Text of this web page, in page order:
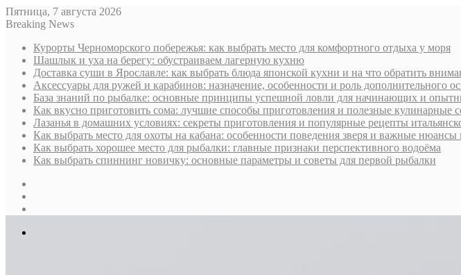
Пятница, 7 августа 2026
Breaking News
Курорты Черноморского побережья: как выбрать место для комфортного отдыха у моря
Шашлык и уха на берегу: обустраиваем лагерную кухню
Доставка суши в Ярославле: как выбрать блюда японской кухни и на что обратить
Аксессуары для ружей и карабинов: назначение, особенности и роль дополнительного
База знаний по рыбалке: основные принципы успешной ловли для начинающих и
Как вкусно приготовить сома: лучшие способы приготовления и полезные кулинарные
Лазанья в домашних условиях: секреты приготовления и популярные рецепты
Как выбрать место для охоты на кабана: особенности поведения зверя и важные нюансы
Как выбрать хорошее место для рыбалки: главные признаки перспективного водоёма
Как выбрать спиннинг новичку: основные параметры и советы для первой рыбалки